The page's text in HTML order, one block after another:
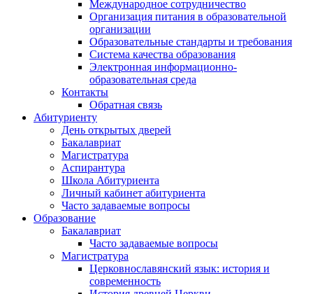
Международное сотрудничество
Организация питания в образовательной
организации
Образовательные стандарты и требования
Система качества образования
Электронная информационно-
образовательная среда
Контакты
Обратная связь
Абитуриенту
День открытых дверей
Бакалавриат
Магистратура
Аспирантура
Школа Абитуриента
Личный кабинет абитуриента
Часто задаваемые вопросы
Образование
Бакалавриат
Часто задаваемые вопросы
Магистратура
Церковнославянский язык: история и
современность